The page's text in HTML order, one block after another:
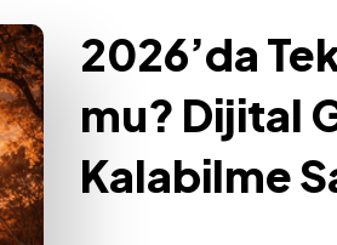
2026’da
mu? Dijital
Kalabilme